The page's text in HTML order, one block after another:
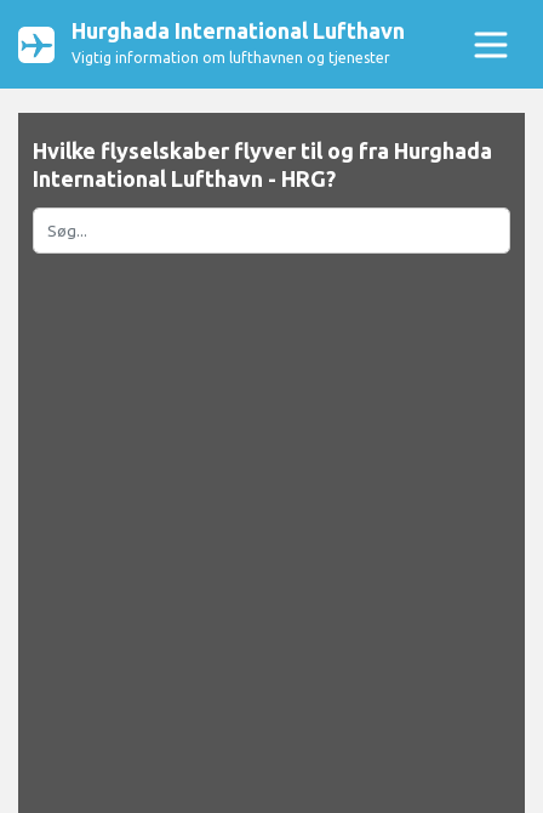
Hurghada International Lufthavn
Vigtig information om lufthavnen og tjenester
Hvilke flyselskaber flyver til og fra Hurghada
International Lufthavn - HRG?